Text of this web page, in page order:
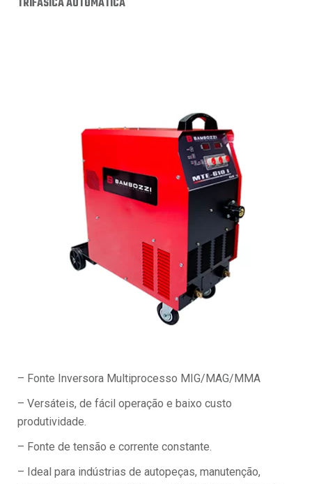
– Fonte Inversora Multiprocesso MIG/MAG/MMA
– Versáteis, de fácil operação e baixo custo
produtividade.
– Fonte de tensão e corrente constante.
– Ideal para indústrias de autopeças, manutenção,